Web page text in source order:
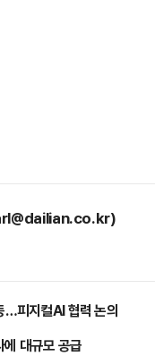
…피지컬AI 협력 논의
대규모 공급